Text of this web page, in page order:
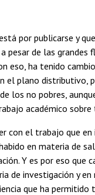
por publicarse y
de las grandes
eso, ha tenido
el plano distributivo,
los no pobres,
académico
con el trabajo que
en materia de
Y es por eso que
investigación y
que ha